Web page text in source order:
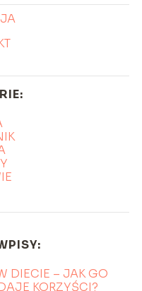
DIECIE – JAK GO
KORZYŚCI?